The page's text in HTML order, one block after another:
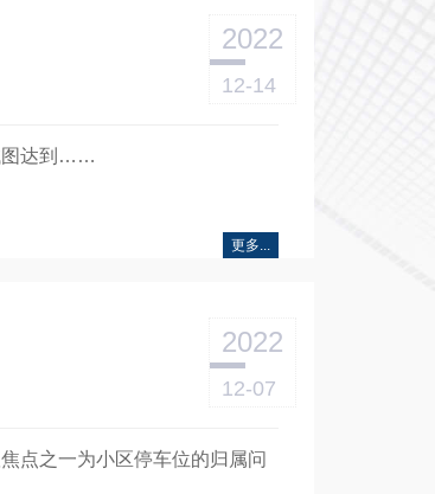
2022
12-14
图达到……
更多...
2022
12-07
点之一为小区停车位的归属问